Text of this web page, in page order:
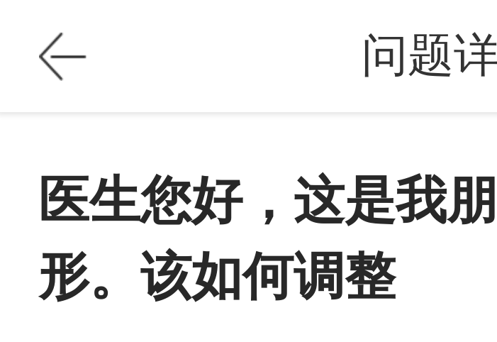
问题
医生您好，这是我
形。该如何调整